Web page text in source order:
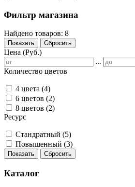
Фильтр магазина
Найдено товаров: 8
Показать Сбросить
Цена (Руб.)
...
Количество цветов
4 цвета (4)
6 цветов (2)
8 цветов (2)
Ресурс
Стандратный (5)
Повышенный (3)
Показать Сбросить
Каталог